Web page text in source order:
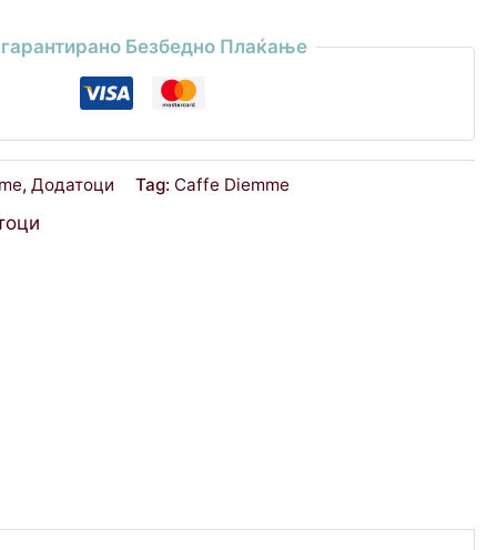
Безбедно Плаќање
,Додатоци Tag: Caffe Diemme